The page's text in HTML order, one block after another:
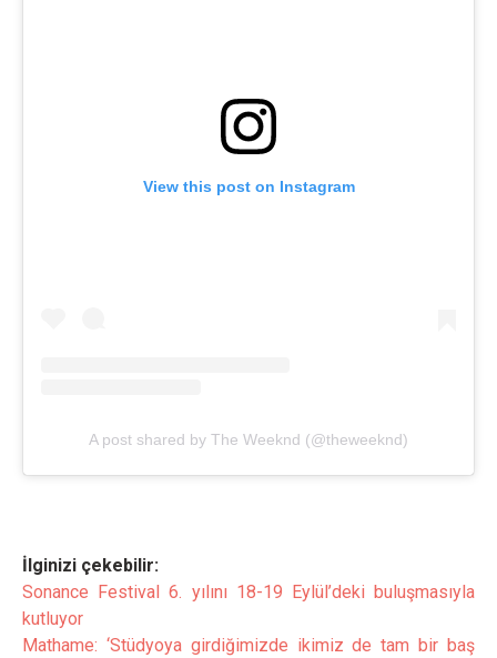
View this post on Instagram
A post shared by The Weeknd (@theweeknd)
İlginizi çekebilir:
Sonance Festival 6. yılını 18-19 Eylül’deki buluşmasıyla
kutluyor
Mathame: ‘Stüdyoya girdiğimizde ikimiz de tam bir baş